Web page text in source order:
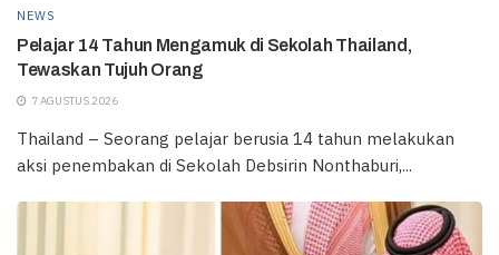
NEWS
Pelajar 14 Tahun Mengamuk di Sekolah Thailand,
Tewaskan Tujuh Orang
7 AGUSTUS 2026
Thailand – Seorang pelajar berusia 14 tahun melakukan
aksi penembakan di Sekolah Debsirin Nonthaburi,...